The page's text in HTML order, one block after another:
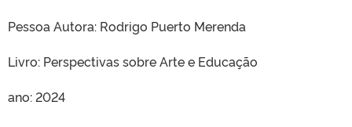
Pessoa Autora: Rodrigo Puerto Merenda
Livro: Perspectivas sobre Arte e Educação
ano: 2024